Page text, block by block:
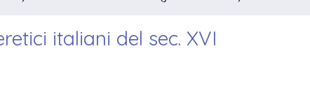
italiani del sec. XVI